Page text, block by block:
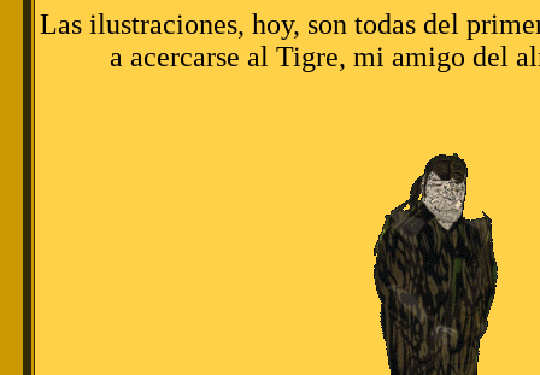
Las ilustraciones, hoy, son todas del
a acercarse al Tigre, mi amigo del